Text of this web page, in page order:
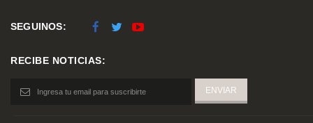
SEGUINOS:
RECIBE NOTICIAS: